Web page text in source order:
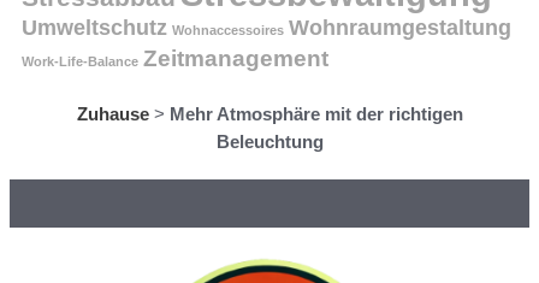
Umweltschutz Wohnaccessoires Wohnraumgestaltung
Work-Life-Balance Zeitmanagement
Zuhause> Mehr Atmosphäre mit der richtigen
Beleuchtung